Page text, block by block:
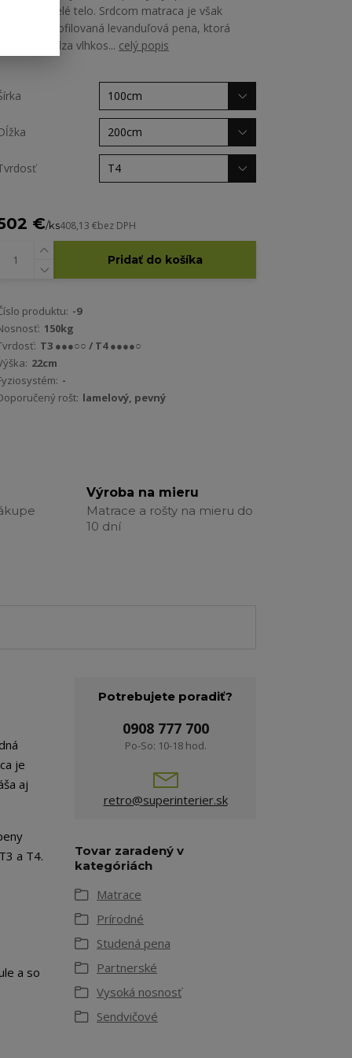
oporu pre celé telo. Srdcom matraca je však
špeciálne profilovaná levanduľová pena, ktorá
nielen odvádza vlhkos... celý popis
€/ks408,13 €bez DPH
Pridať do košíka
produktu: -9
150kg
T3 ●●●○○ / T4 ●●●●○
22cm
-
rošt: lamelový, pevný
Výroba na mieru
Matrace a rošty na mieru do
10 dní
je
aj
a T4.
a so
Potrebujete poradiť?
0908 777 700
Po-So: 10-18 hod.
retro@superinterier.sk
Tovar zaradený v
kategóriách
Matrace
Prírodné
Studená pena
Partnerské
Vysoká nosnosť
Sendvičové